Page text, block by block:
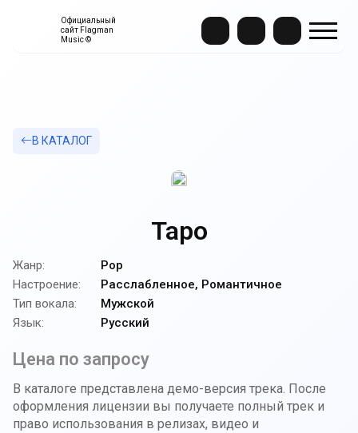
Официальный
сайт Flagman
Music ©
В КАТАЛОГ
Таро
Жанр:
Pop
Настроение:
Расслабленное, Романтичное
Тип вокала:
Мужской
Язык:
Русский
Цена по запросу
В каталоге представлена демо-версия трека. После
оформления лицензии вы получаете полный трек и
право использования в релизах, видео и